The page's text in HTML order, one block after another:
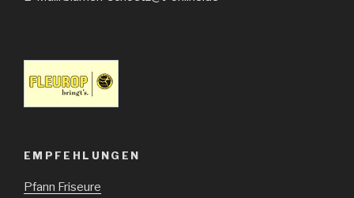
EMPFEHLUNGEN
Pfann Friseure